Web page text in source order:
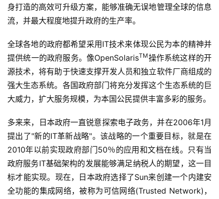
身打造的高效可升级方案，能够准确无误地管理全球的信息
流，并最大程度地提升政府的生产率。
全球各地的政府都希望采用IT技术来体现公民为本的精神并
提供统一的政府服务。像OpenSolarisTM操作系统这样的开
源技术，将有助于快速支撑开发人员和独立软件厂商组成的
强大生态系统。各国政府部门将充分发挥这个生态系统的巨
大威力，扩大服务规模，为本国公民提供丰富多彩的服务。
多来来，日本政府一直锐意探索电子政务，并在2006年1月
提出了"新的IT革新战略"。该战略的一个重要目标，就是在
2010年以前实现政府部门50％的应用和文档在线。只有当
政府服务IT基础架构的发展能够满足纳税人的期望，这一目
标才能实现。现在，日本政府选择了Sun来创建一个内建安
全功能的集成网络，被称为可信网络(Trusted Network)，